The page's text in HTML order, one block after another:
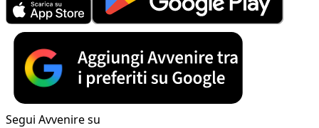
Segui Avvenire su